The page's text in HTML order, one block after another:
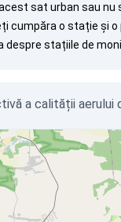
sat urban sau
cumpăra o stație și o
despre stațiile de
a calității aerului